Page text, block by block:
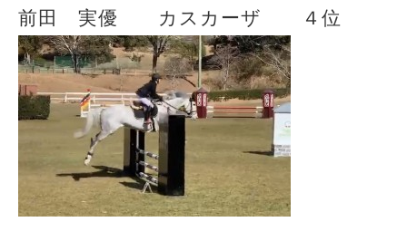
前田 実優 カスカーザ ４位